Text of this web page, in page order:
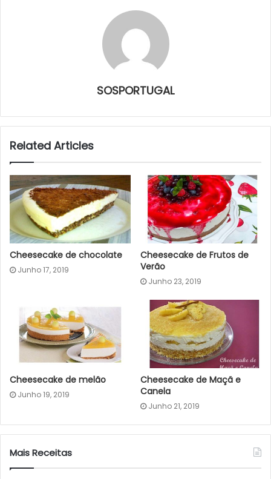
SOSPORTUGAL
Related Articles
Cheesecake de chocolate
Junho 17, 2019
Cheesecake de Frutos de
Verão
Junho 23, 2019
Cheesecake de melão
Junho 19, 2019
Cheesecake de Maçã e
Canela
Junho 21, 2019
Mais Receitas